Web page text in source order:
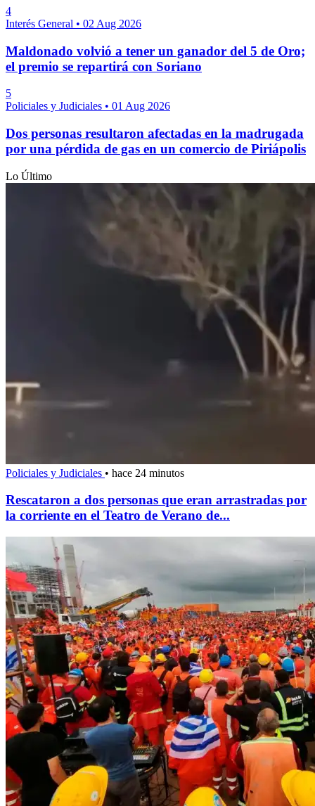
4
Interés General • 02 Aug 2026
Maldonado volvió a tener un ganador del 5 de Oro;
el premio se repartirá con Soriano
5
Policiales y Judiciales • 01 Aug 2026
Dos personas resultaron afectadas en la madrugada
por una pérdida de gas en un comercio de Piriápolis
Lo Último
Policiales y Judiciales • hace 24 minutos
Rescataron a dos personas que eran arrastradas por
la corriente en el Teatro de Verano de...